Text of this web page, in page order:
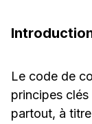
Le code de
principes
partout, à